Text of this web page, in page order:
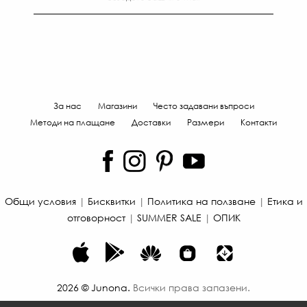
За нас Магазини
Често задавани въпроси
Методи на плащане
Доставки Размери Контакти
Общи условия| Бисквитки | Политика на ползване| Етика и
отговорност| SUMMER SALE | ОПИК
2026 ©Junona. Всички права запазени.